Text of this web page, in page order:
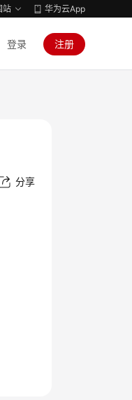
站 华为云App
登录 注册
分享